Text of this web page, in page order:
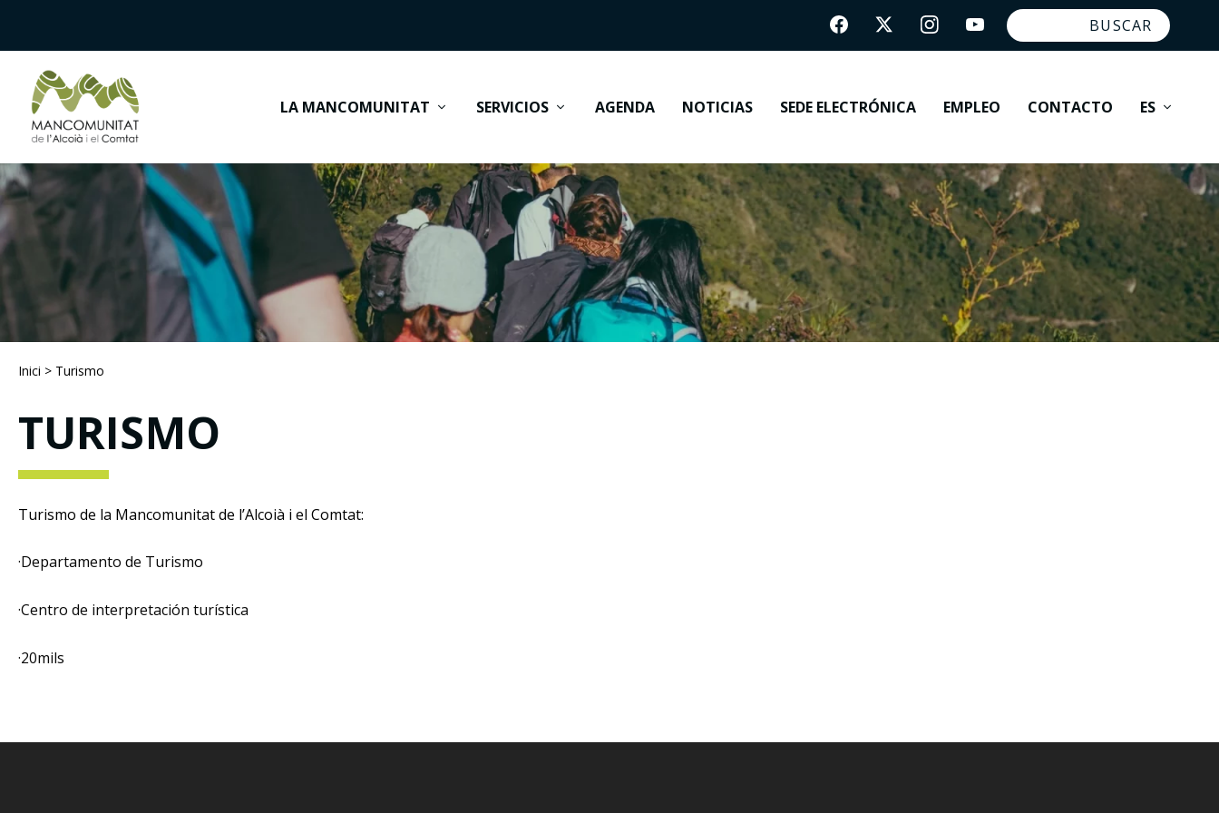
LA MANCOMUNITAT SERVICIOS AGENDA NOTICIAS SEDE ELECTRÓNICA EMPLEO CONTACTO ES
Inici > Turismo
TURISMO
Turismo de la Mancomunitat de l’Alcoià i el Comtat:
·Departamento de Turismo
·Centro de interpretación turística
·20mils